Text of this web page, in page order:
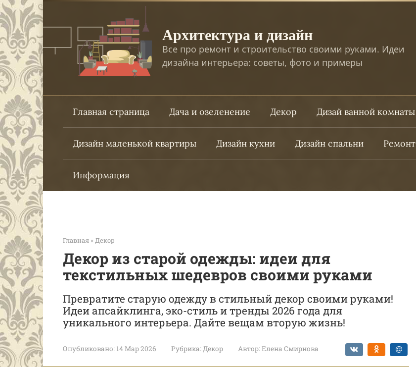
Перейти
к
контенту
Архитектура и дизайн
Все про ремонт и строительство своими руками. Идеи
дизайна интерьера: советы, фото и примеры
Главная страница Дача и озеленение Декор Дизай ванной комнаты
Дизайн маленькой квартиры Дизайн кухни Дизайн спальни Ремонт
Информация
Главная » Декор
Декор из старой одежды: идеи для
текстильных шедевров своими руками
Превратите старую одежду в стильный декор своими руками!
Идеи апсайклинга, эко-стиль и тренды 2026 года для
уникального интерьера. Дайте вещам вторую жизнь!
Опубликовано: 14 Мар 2026 Рубрика:Декор Автор:Елена Смирнова